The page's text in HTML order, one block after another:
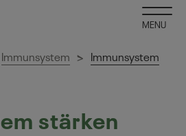
MENU
Immunsystem > Immunsystem
stärken